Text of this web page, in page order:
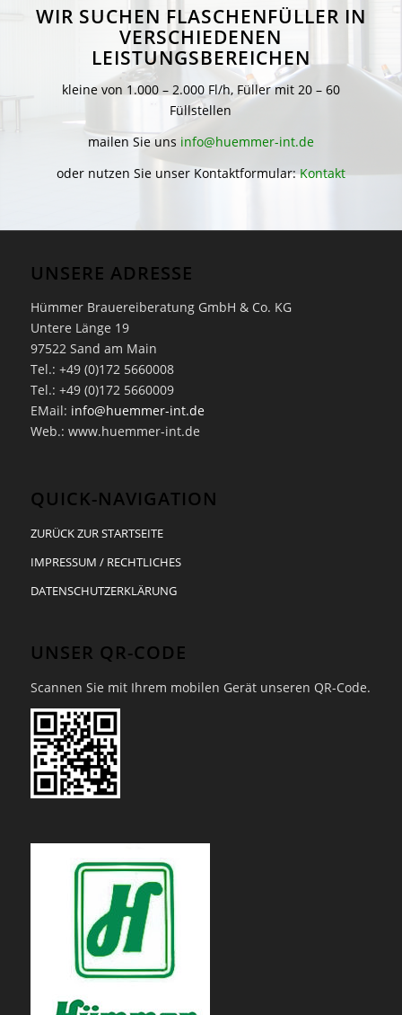
WIR SUCHEN FLASCHENFÜLLER IN
VERSCHIEDENEN
LEISTUNGSBEREICHEN
kleine von 1.000 – 2.000 Fl/h, Füller mit 20 – 60
Füllstellen
mailen Sie uns info@huemmer-int.de
oder nutzen Sie unser Kontaktformular:Kontakt
UNSERE ADRESSE
Hümmer Brauereiberatung GmbH & Co. KG
Untere Länge 19
97522 Sand am Main
Tel.: +49 (0)172 5660008
Tel.: +49 (0)172 5660009
EMail: info@huemmer-int.de
Web.: www.huemmer-int.de
QUICK-NAVIGATION
ZURÜCK ZUR STARTSEITE
IMPRESSUM / RECHTLICHES
DATENSCHUTZERKLÄRUNG
UNSER QR-CODE
Scannen Sie mit Ihrem mobilen Gerät unseren QR-Code.